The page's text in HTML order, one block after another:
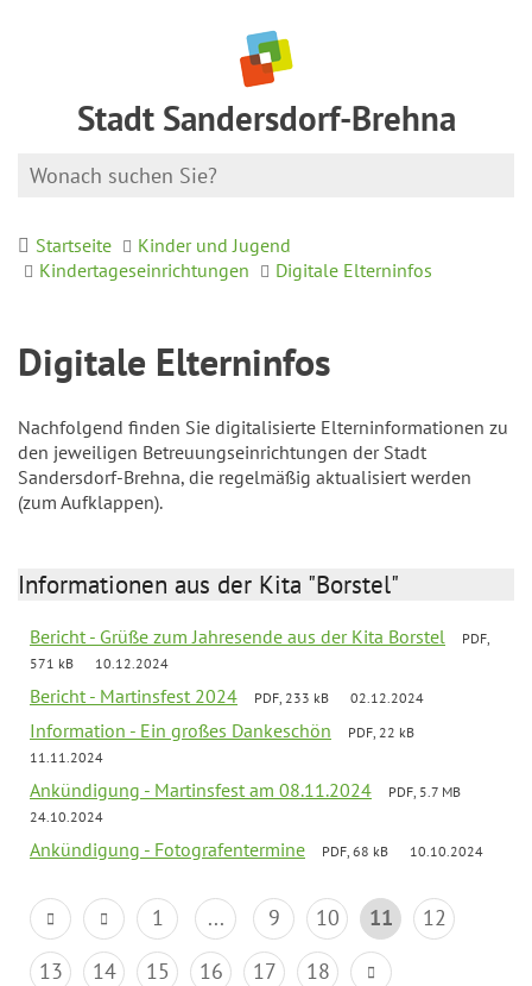
Stadt Sandersdorf-Brehna
Startseite
Kinder und Jugend
Kindertageseinrichtungen
Digitale Elterninfos
Digitale Elterninfos
Nachfolgend finden Sie digitalisierte Elterninformationen zu
den jeweiligen Betreuungseinrichtungen der Stadt
Sandersdorf-Brehna, die regelmäßig aktualisiert werden
(zum Aufklappen).
Informationen aus der Kita "Borstel"
Bericht - Grüße zum Jahresende aus der Kita Borstel
PDF,
571 kB
10.12.2024
Bericht - Martinsfest 2024 PDF, 233 kB 02.12.2024
Information - Ein großes Dankeschön
PDF, 22 kB
11.11.2024
Ankündigung - Martinsfest am 08.11.2024
PDF, 5.7 MB
24.10.2024
Ankündigung - Fotografentermine PDF, 68 kB 10.10.2024
1 ... 9 10 11
12
13
14 15 16 17 18